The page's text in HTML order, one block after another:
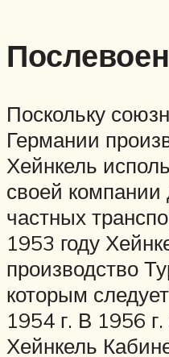
Поскольку
Германии
Хейнкель
своей компании
частных
1953 году
производство
которым
1954 г. В 1956
Хейнкель